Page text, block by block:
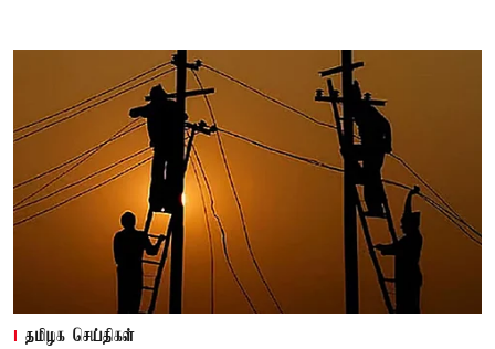
தமிழக செய்திகள்